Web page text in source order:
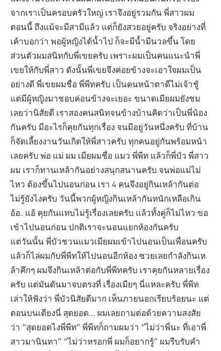
จากเราเป็นครอบครัวใหญ่ เราจึงอยู่รวมกัน พี่สาวผม
ตอนนี้ ถึงแม้จะมีสามีแล้ว แต่ก็ยังสวยอยู่ครับ จริงอย่างที่
เค้าบอกว่า พอผู้หญิงได้น้ำไป ก็จะมีน้ำมีนวลขึ้น โดย
ส่วนตัวผมสนิทกับพี่เขยครับ เพราะผมเป็นคนแนะนำพี่
เขยให้กับพี่สาว ดังนั้นพี่เขยจึงค่อยข้างจะเอาใจผมเป็น
อย่างดี พี่เขยผมชื่อ พี่พีทครับ เป็นคนหน้าตาดีไม่เจ้าชู้
แต่มีผู้หญิงมาชอบค่อนข้างจะเยอะ ขนาดเมียผมยังชม
เลยว่านิสัยดี เราสองคนสนิทจนข้างบ้านคิดว่าเป็นพี่น้อง
กันครับ มีอะไรก็คุยกันทุกเรื่อง จนมีอยู่วันหนึ่งครับ ที่บ้าน
ก็จัดเลี้ยงงานวันเกิดให้พี่สาวครับ ทุกคนอยู่กันพร้อมหน้า
เลยครับ พ่อ แม่ ผม เมียผมชื่อ แมว พี่พีท แล้วก็พี่บัว พี่สาว
ผม เราก็ทานเหล้ากันอย่างสนุกสนานครับ จนพ่อแม่ไม่
ไหว ต้องขึ้นไปนอนก่อน เรา 4 คนจึงอยู่กินเหล้ากันต่อ
ไม่รู้ยังไงครับ วันนี้พวกผู้หญิงกินเหล้ากันหนักเหลือเกิน
อ้อ.. แอ้ คุยกันแทบไม่รู้เรื่องเลยครับ แล้วทั้งคู่ก็ไม่ไหว ขอ
เข้าไปนอนก่อน ปกติเราจะนอนแยกห้องกันครับ
แต่วันนั้น พี่บัวชวนแมวเมียผมเข้าไปนอนเป็นเพื่อนครับ
แล้วก็ไล่ผมกับพี่พีทให้ไปนอนอีกห้อง ซวยเลยกำลังกินเห
ล้าคึกๆ ผมจึงกินเหล้าต่อกับพี่พีทครับ เราคุยกันหลายเรื่อง
ครับ แต่มันดันมาจบตรงที่ เรื่องเมียๆ นี่แหละครับ พี่พีท
เล่าให้ฟังว่า พี่บัวนิสัยดีมาก เห็นภายนอกเรียบร้อยนะ แต่
ตอนบนเตียงนี่ สุดยอด… ผมเลยถามต่อด้วยความสงสัย
ว่า “สุดยอดไงพี่พีท” พี่พีทก็ถามผมว่า “ไม่ว่าพี่นะ ที่เอาพี่
สาวมานินทา” “ไม่ว่าหรอกพี่ ผมก็อยากรู้” ผมรีบรับคำ